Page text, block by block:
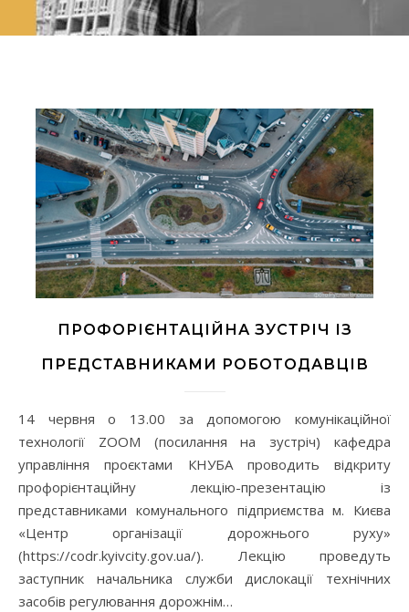
ПРОФОРІЄНТАЦІЙНА ЗУСТРІЧ ІЗ
ПРЕДСТАВНИКАМИ РОБОТОДАВЦІВ
14 червня о 13.00 за допомогою комунікаційної
технології ZOOM (посилання на зустріч) кафедра
управління проєктами КНУБА проводить відкриту
профорієнтаційну лекцію-презентацію із
представниками комунального підприємства м. Києва
«Центр організації дорожнього руху»
(https://codr.kyivcity.gov.ua/). Лекцію проведуть
заступник начальника служби дислокації технічних
засобів регулювання дорожнім…